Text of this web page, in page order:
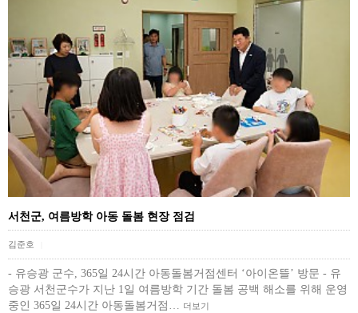
서천군, 여름방학 아동 돌봄 현장 점검
김준호
- 유승광 군수, 365일 24시간 아동돌봄거점센터 ‘아이온뜰’ 방문 - 유
승광 서천군수가 지난 1일 여름방학 기간 돌봄 공백 해소를 위해 운영
중인 365일 24시간 아동돌봄거점… 더보기